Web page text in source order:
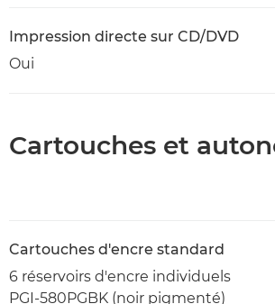
Impression directe sur CD/DVD
Oui
Cartouches et
Cartouches d'encre standard
6 réservoirs d'encre individuels
PGI-580PGBK (noir pigmenté)